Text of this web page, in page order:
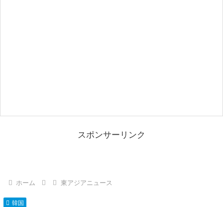
スポンサーリンク
ホーム 東アジアニュース
韓国